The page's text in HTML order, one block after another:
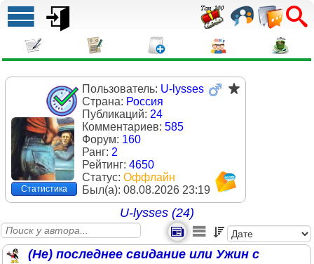
Статистика
Пользователь: U-lysses
Страна: Россия
Публикаций: 24
Комментариев: 585
Форум: 160
Ранг: 2
Рейтинг: 4650
Статус: Оффлайн
Был(a): 08.08.2026 23:19
U-lysses (24)
(Не) последнее свидание или Ужин с